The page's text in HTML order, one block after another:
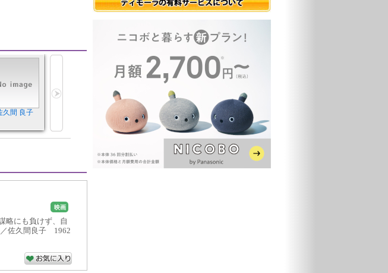
久間 良子
映画
略にも負けず、自
／佐久間良子 1962